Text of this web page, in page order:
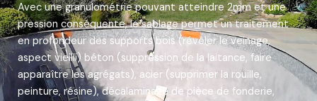
Avec une granulométrie pouvant atteindre 2mm et une
pression conséquente, le sablage permet un traitement
en profondeur des supports bois (révéler le veinage,
aspect vieilli) béton (suppression de la laitance, faire
apparaître les agrégats), acier (supprimer la rouille,
peinture, résine), décalaminage de pièce de fonderie,